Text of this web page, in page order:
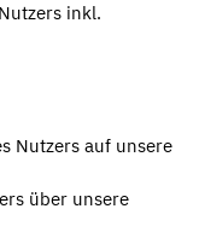
inkl.
Nutzers auf unsere
über unsere